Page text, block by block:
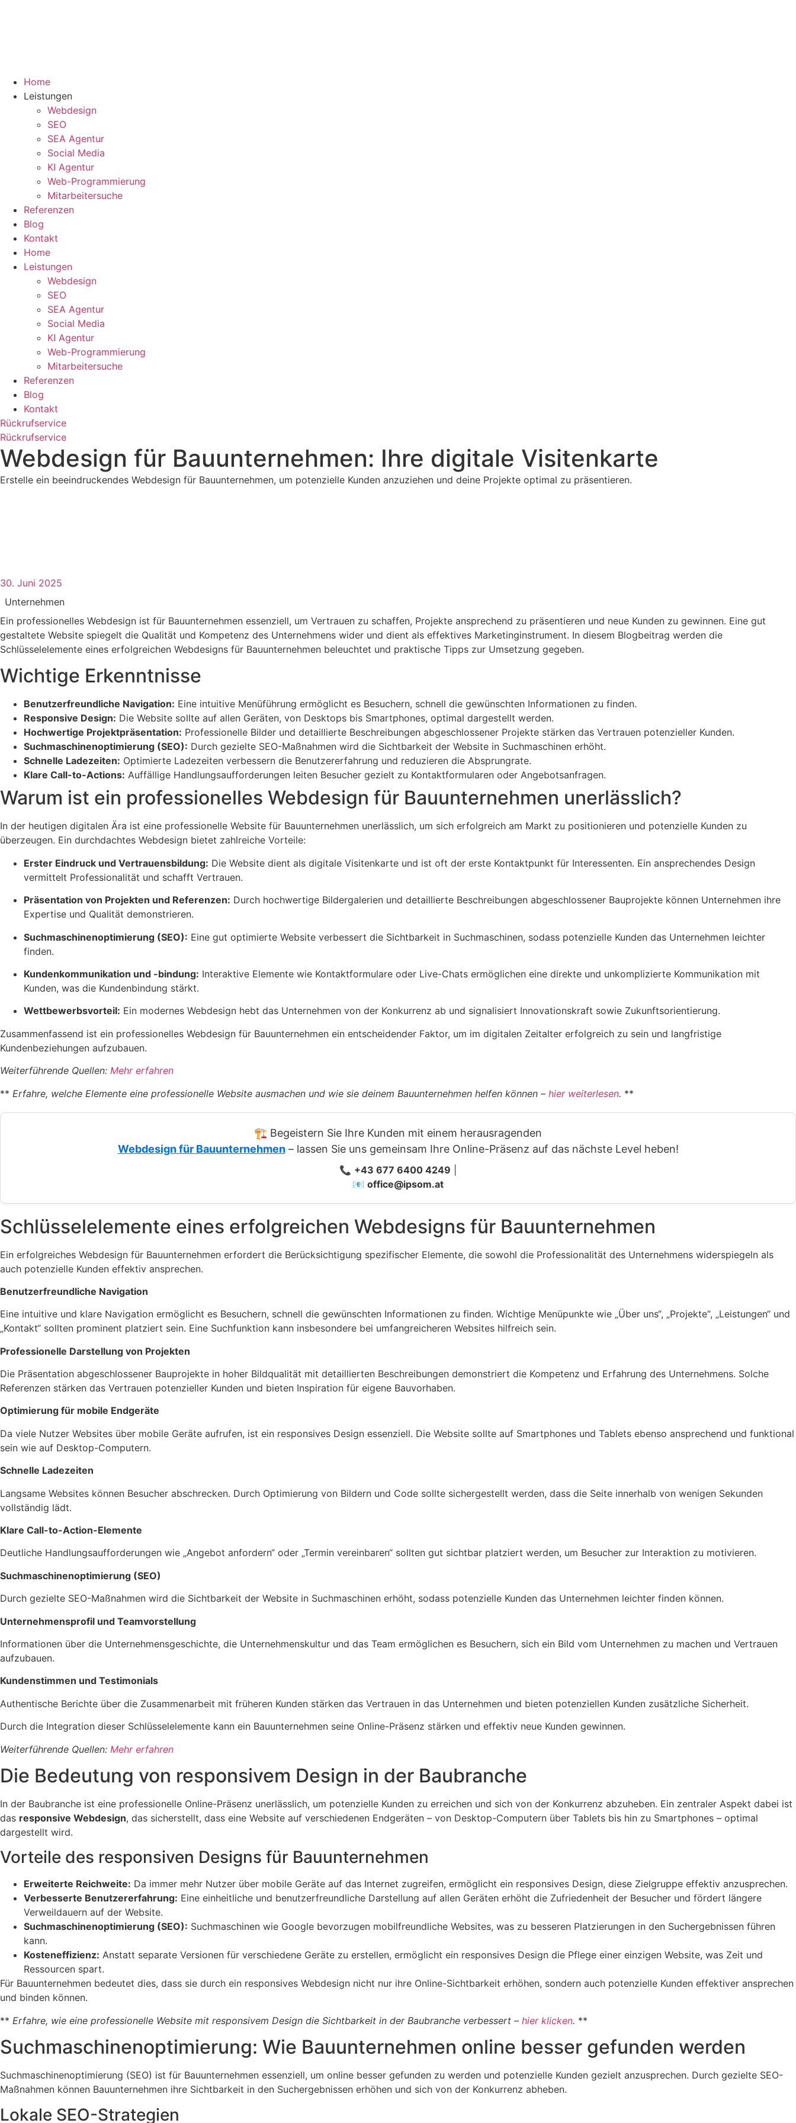
Home
Leistungen
Webdesign
SEO
SEA Agentur
Social Media
KI Agentur
Web-Programmierung
Mitarbeitersuche
Referenzen
Blog
Kontakt
Home
Leistungen
Webdesign
SEO
SEA Agentur
Social Media
KI Agentur
Web-Programmierung
Mitarbeitersuche
Referenzen
Blog
Kontakt
Rückrufservice
Rückrufservice
Webdesign für Bauunternehmen: Ihre digitale Visitenkarte
Erstelle ein beeindruckendes Webdesign für Bauunternehmen, um potenzielle Kunden anzuziehen und deine Projekte optimal zu präsentieren.
30. Juni 2025
Unternehmen
Ein professionelles Webdesign ist für Bauunternehmen essenziell, um Vertrauen zu schaffen, Projekte ansprechend zu präsentieren und neue Kunden zu gewinnen. Eine gut
gestaltete Website spiegelt die Qualität und Kompetenz des Unternehmens wider und dient als effektives Marketinginstrument. In diesem Blogbeitrag werden die
Schlüsselelemente eines erfolgreichen Webdesigns für Bauunternehmen beleuchtet und praktische Tipps zur Umsetzung gegeben.
Wichtige Erkenntnisse
Benutzerfreundliche Navigation: Eine intuitive Menüführung ermöglicht es Besuchern, schnell die gewünschten Informationen zu finden.
Responsive Design: Die Website sollte auf allen Geräten, von Desktops bis Smartphones, optimal dargestellt werden.
Hochwertige Projektpräsentation: Professionelle Bilder und detaillierte Beschreibungen abgeschlossener Projekte stärken das Vertrauen potenzieller Kunden.
Suchmaschinenoptimierung (SEO): Durch gezielte SEO-Maßnahmen wird die Sichtbarkeit der Website in Suchmaschinen erhöht.
Schnelle Ladezeiten: Optimierte Ladezeiten verbessern die Benutzererfahrung und reduzieren die Absprungrate.
Klare Call-to-Actions: Auffällige Handlungsaufforderungen leiten Besucher gezielt zu Kontaktformularen oder Angebotsanfragen.
Warum ist ein professionelles Webdesign für Bauunternehmen unerlässlich?
In der heutigen digitalen Ära ist eine professionelle Website für Bauunternehmen unerlässlich, um sich erfolgreich am Markt zu positionieren und potenzielle Kunden zu
überzeugen. Ein durchdachtes Webdesign bietet zahlreiche Vorteile:
Erster Eindruck und Vertrauensbildung: Die Website dient als digitale Visitenkarte und ist oft der erste Kontaktpunkt für Interessenten. Ein ansprechendes Design
vermittelt Professionalität und schafft Vertrauen.
Präsentation von Projekten und Referenzen: Durch hochwertige Bildergalerien und detaillierte Beschreibungen abgeschlossener Bauprojekte können Unternehmen ihre
Expertise und Qualität demonstrieren.
Suchmaschinenoptimierung (SEO): Eine gut optimierte Website verbessert die Sichtbarkeit in Suchmaschinen, sodass potenzielle Kunden das Unternehmen leichter
finden.
Kundenkommunikation und -bindung: Interaktive Elemente wie Kontaktformulare oder Live-Chats ermöglichen eine direkte und unkomplizierte Kommunikation mit
Kunden, was die Kundenbindung stärkt.
Wettbewerbsvorteil: Ein modernes Webdesign hebt das Unternehmen von der Konkurrenz ab und signalisiert Innovationskraft sowie Zukunftsorientierung.
Zusammenfassend ist ein professionelles Webdesign für Bauunternehmen ein entscheidender Faktor, um im digitalen Zeitalter erfolgreich zu sein und langfristige
Kundenbeziehungen aufzubauen.
Weiterführende Quellen: Mehr erfahren
** Erfahre, welche Elemente eine professionelle Website ausmachen und wie sie deinem Bauunternehmen helfen können – hier weiterlesen. **
🏗️ Begeistern Sie Ihre Kunden mit einem herausragenden
Webdesign für Bauunternehmen– lassen Sie uns gemeinsam Ihre Online-Präsenz auf das nächste Level heben!
📞 +43 677 6400 4249
📧 office@ipsom.at
Schlüsselelemente eines erfolgreichen Webdesigns für Bauunternehmen
Ein erfolgreiches Webdesign für Bauunternehmen erfordert die Berücksichtigung spezifischer Elemente, die sowohl die Professionalität des Unternehmens widerspiegeln als
auch potenzielle Kunden effektiv ansprechen.
Benutzerfreundliche Navigation
Eine intuitive und klare Navigation ermöglicht es Besuchern, schnell die gewünschten Informationen zu finden. Wichtige Menüpunkte wie „Über uns“, „Projekte“, „Leistungen“ und
„Kontakt“ sollten prominent platziert sein. Eine Suchfunktion kann insbesondere bei umfangreicheren Websites hilfreich sein.
Professionelle Darstellung von Projekten
Die Präsentation abgeschlossener Bauprojekte in hoher Bildqualität mit detaillierten Beschreibungen demonstriert die Kompetenz und Erfahrung des Unternehmens. Solche
Referenzen stärken das Vertrauen potenzieller Kunden und bieten Inspiration für eigene Bauvorhaben.
Optimierung für mobile Endgeräte
Da viele Nutzer Websites über mobile Geräte aufrufen, ist ein responsives Design essenziell. Die Website sollte auf Smartphones und Tablets ebenso ansprechend und funktional
sein wie auf Desktop-Computern.
Schnelle Ladezeiten
Langsame Websites können Besucher abschrecken. Durch Optimierung von Bildern und Code sollte sichergestellt werden, dass die Seite innerhalb von wenigen Sekunden
vollständig lädt.
Klare Call-to-Action-Elemente
Deutliche Handlungsaufforderungen wie „Angebot anfordern“ oder „Termin vereinbaren“ sollten gut sichtbar platziert werden, um Besucher zur Interaktion zu motivieren.
Suchmaschinenoptimierung (SEO)
Durch gezielte SEO-Maßnahmen wird die Sichtbarkeit der Website in Suchmaschinen erhöht, sodass potenzielle Kunden das Unternehmen leichter finden können.
Unternehmensprofil und Teamvorstellung
Informationen über die Unternehmensgeschichte, die Unternehmenskultur und das Team ermöglichen es Besuchern, sich ein Bild vom Unternehmen zu machen und Vertrauen
aufzubauen.
Kundenstimmen und Testimonials
Authentische Berichte über die Zusammenarbeit mit früheren Kunden stärken das Vertrauen in das Unternehmen und bieten potenziellen Kunden zusätzliche Sicherheit.
Durch die Integration dieser Schlüsselelemente kann ein Bauunternehmen seine Online-Präsenz stärken und effektiv neue Kunden gewinnen.
Weiterführende Quellen: Mehr erfahren
Die Bedeutung von responsivem Design in der Baubranche
In der Baubranche ist eine professionelle Online-Präsenz unerlässlich, um potenzielle Kunden zu erreichen und sich von der Konkurrenz abzuheben. Ein zentraler Aspekt dabei ist
das responsive Webdesign, das sicherstellt, dass eine Website auf verschiedenen Endgeräten – von Desktop-Computern über Tablets bis hin zu Smartphones – optimal
dargestellt wird.
Vorteile des responsiven Designs für Bauunternehmen
Erweiterte Reichweite: Da immer mehr Nutzer über mobile Geräte auf das Internet zugreifen, ermöglicht ein responsives Design, diese Zielgruppe effektiv anzusprechen.
Verbesserte Benutzererfahrung: Eine einheitliche und benutzerfreundliche Darstellung auf allen Geräten erhöht die Zufriedenheit der Besucher und fördert längere
Verweildauern auf der Website.
Suchmaschinenoptimierung (SEO): Suchmaschinen wie Google bevorzugen mobilfreundliche Websites, was zu besseren Platzierungen in den Suchergebnissen führen
kann.
Kosteneffizienz: Anstatt separate Versionen für verschiedene Geräte zu erstellen, ermöglicht ein responsives Design die Pflege einer einzigen Website, was Zeit und
Ressourcen spart.
Für Bauunternehmen bedeutet dies, dass sie durch ein responsives Webdesign nicht nur ihre Online-Sichtbarkeit erhöhen, sondern auch potenzielle Kunden effektiver ansprechen
und binden können.
** Erfahre, wie eine professionelle Website mit responsivem Design die Sichtbarkeit in der Baubranche verbessert – hier klicken. **
Suchmaschinenoptimierung: Wie Bauunternehmen online besser gefunden werden
Suchmaschinenoptimierung (SEO) ist für Bauunternehmen essenziell, um online besser gefunden zu werden und potenzielle Kunden gezielt anzusprechen. Durch gezielte SEO-
Maßnahmen können Bauunternehmen ihre Sichtbarkeit in den Suchergebnissen erhöhen und sich von der Konkurrenz abheben.
Lokale SEO-Strategien